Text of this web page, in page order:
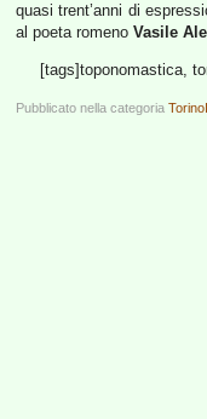
quasi trent’anni di
al poeta romeno Vasile
[tags]toponomastica,
Pubblicato nella categoria